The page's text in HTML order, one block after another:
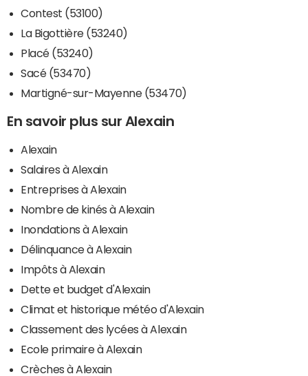
Contest (53100)
La Bigottière (53240)
Placé (53240)
Sacé (53470)
Martigné-sur-Mayenne (53470)
En savoir plus sur Alexain
Alexain
Salaires à Alexain
Entreprises à Alexain
Nombre de kinés à Alexain
Inondations à Alexain
Délinquance à Alexain
Impôts à Alexain
Dette et budget d'Alexain
Climat et historique météo d'Alexain
Classement des lycées à Alexain
Ecole primaire à Alexain
Crèches à Alexain